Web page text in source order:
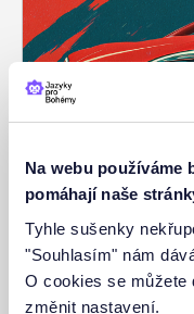
Na webu používáme
pomáhají naše
Tyhle sušenky
"Souhlasím" nám
O cookies se můžete
změnit nastavení.